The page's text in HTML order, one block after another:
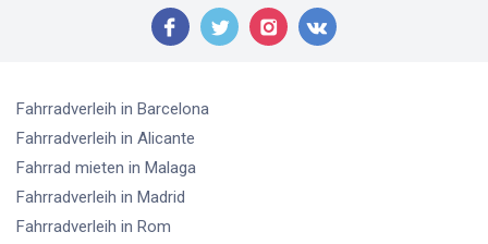
Fahrradverleih in Barcelona
Fahrradverleih in Alicante
Fahrrad mieten in Malaga
Fahrradverleih in Madrid
Fahrradverleih in Rom